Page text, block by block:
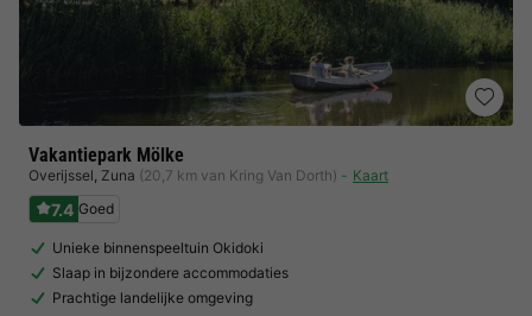
Vakantiepark Mölke
Overijssel, Zuna (20,7 km van Kring Van Dorth) Kaart
7.4 Goed
Unieke binnenspeeltuin Okidoki
Slaap in bijzondere accommodaties
Prachtige landelijke omgeving